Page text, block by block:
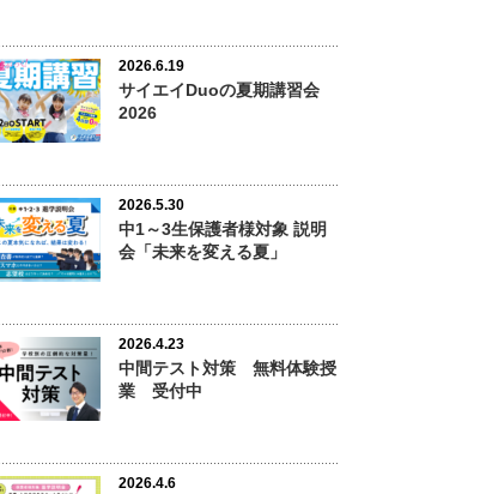
2026.6.19
サイエイDuoの夏期講習会
2026
2026.5.30
中1～3生保護者様対象 説明
会「未来を変える夏」
2026.4.23
中間テスト対策 無料体験授
業 受付中
2026.4.6